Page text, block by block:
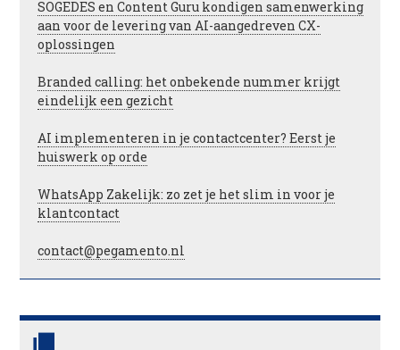
SOGEDES en Content Guru kondigen samenwerking
aan voor de levering van AI-aangedreven CX-
oplossingen
Branded calling: het onbekende nummer krijgt
eindelijk een gezicht
AI implementeren in je contactcenter? Eerst je
huiswerk op orde
WhatsApp Zakelijk: zo zet je het slim in voor je
klantcontact
contact@pegamento.nl